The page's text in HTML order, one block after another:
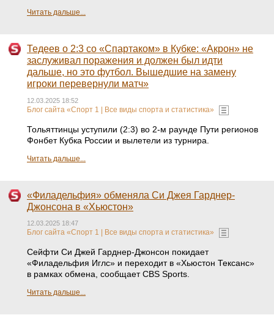
Читать дальше...
Тедеев о 2:3 со «Спартаком» в Кубке: «Акрон» не
заслуживал поражения и должен был идти
дальше, но это футбол. Вышедшие на замену
игроки перевернули матч»
12.03.2025 18:52
Блог сайта «Спорт 1 | Все виды спорта и статистика»
Тольяттинцы уступили (2:3) во 2-м раунде Пути регионов
Фонбет Кубка России и вылетели из турнира.
Читать дальше...
«Филадельфия» обменяла Си Джея Гарднер-
Джонсона в «Хьюстон»
12.03.2025 18:47
Блог сайта «Спорт 1 | Все виды спорта и статистика»
Сейфти Си Джей Гарднер-Джонсон покидает
«Филадельфия Иглс» и переходит в «Хьюстон Тексанс»
в рамках обмена, сообщает CBS Sports.
Читать дальше...